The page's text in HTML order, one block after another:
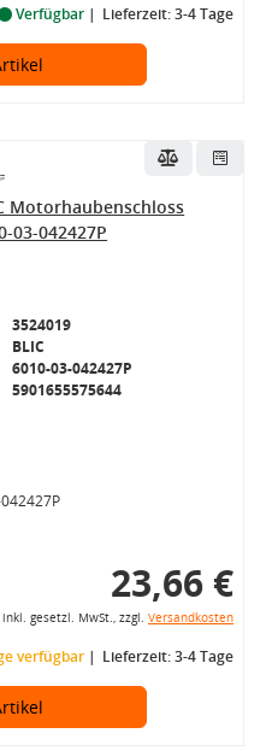
Verfügbar Lieferzeit: 3-4 Tage
Motorhaubenschloss
03-042427P
3524019
BLIC
6010-03-042427P
5901655575644
23,66 €
inkl. gesetzl. MwSt., zzgl. Versandkosten
verfügbar Lieferzeit: 3-4 Tage